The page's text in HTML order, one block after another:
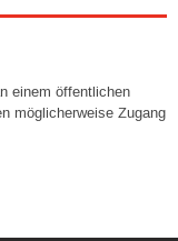
einem öffentlichen
möglicherweise Zugang